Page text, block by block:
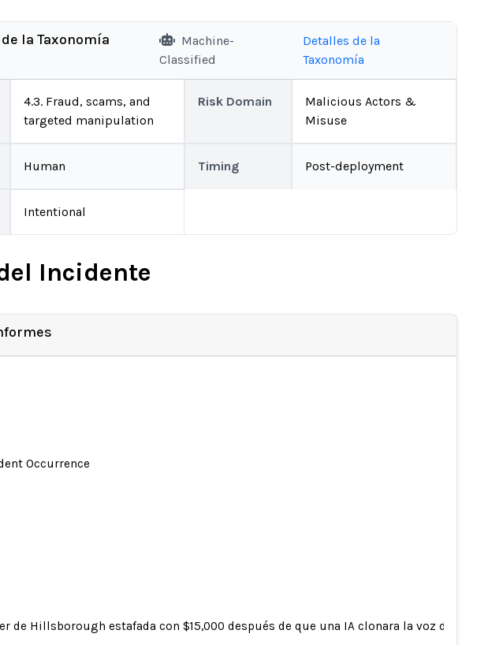
la Taxonomía
Machine-
Classified
Detalles de la
Taxonomía
4.3. Fraud, scams, and
targeted manipulation
Risk Domain
Malicious Actors &
Misuse
Human Timing Post-deployment
Intentional
Incidente
Occurrence
de Hillsborough estafada con $15,000 después de que una IA clonara la voz de su hija